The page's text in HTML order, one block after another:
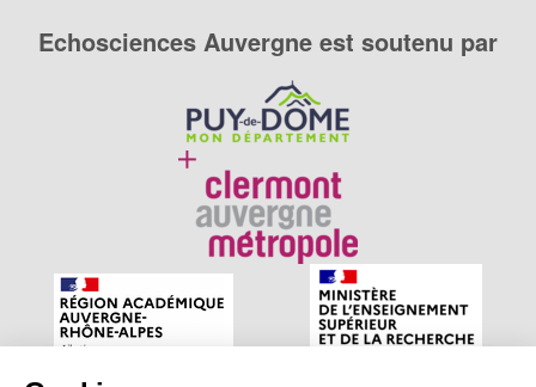
Echosciences Auvergne est soutenu par